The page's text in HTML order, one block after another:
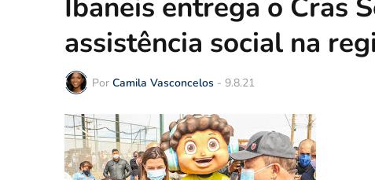
Ibaneis entrega o Cras
assistência social na
Por Camila Vasconcelos - 9.8.21